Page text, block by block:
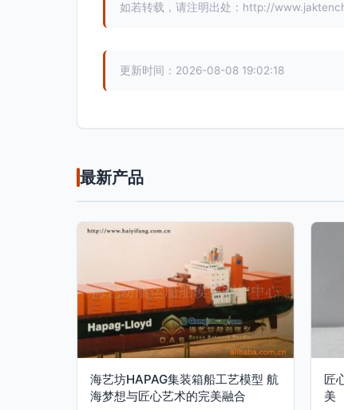
如若转载，请注明出处：http://
更新时间：2026-08-08 19:02:18
最新产品
海艺坊HAPAG集装箱船工艺模型 航
海梦想与匠心艺术的完美融合
匠
美